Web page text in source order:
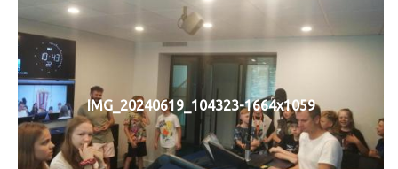
IMG_20240619_104323-1664x1059